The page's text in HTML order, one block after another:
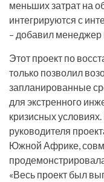
меньших затрат на
интегрируются с
– добавил
Этот проект по
только позволил
запланированные
для экстренного
кризисных
руководителя
Южной Африке,
«Весь проект был